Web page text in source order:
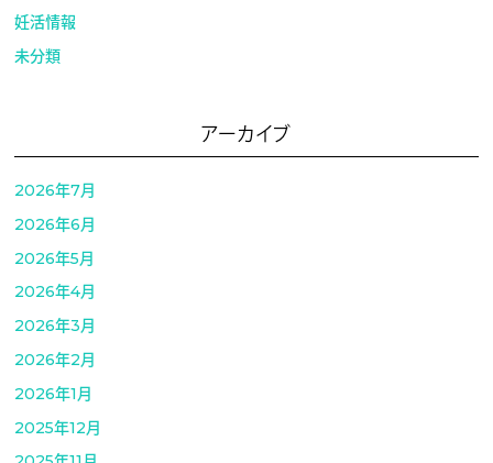
妊活情報
未分類
アーカイブ
2026年7月
2026年6月
2026年5月
2026年4月
2026年3月
2026年2月
2026年1月
2025年12月